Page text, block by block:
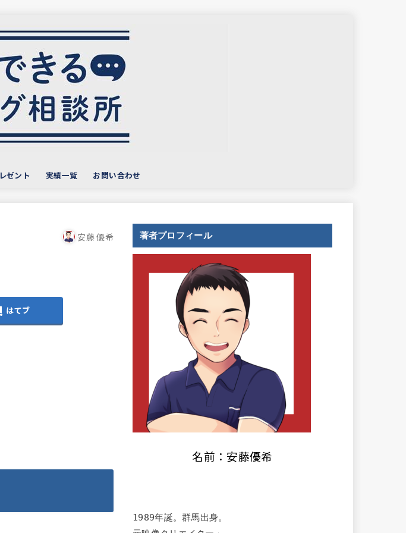
ゼント 実績一覧 お問い合わせ
安藤 優希
はてブ
著者プロフィール
名前：安藤優希
1989年誕。群馬出身。